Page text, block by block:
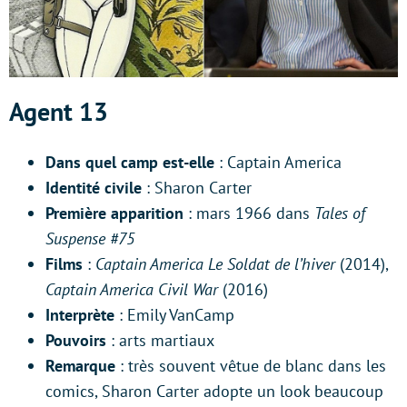
Agent 13
Dans quel camp est-elle : Captain America
Identité civile : Sharon Carter
Première apparition : mars 1966 dans Tales of
Suspense #75
Films : Captain America Le Soldat de l’hiver(2014),
Captain America Civil War(2016)
Interprète : Emily VanCamp
Pouvoirs : arts martiaux
Remarque : très souvent vêtue de blanc dans les
comics, Sharon Carter adopte un look beaucoup